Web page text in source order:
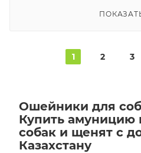
1 2 3
Ошейники для
Купить амуницию
собак и щенят с
Казахстану